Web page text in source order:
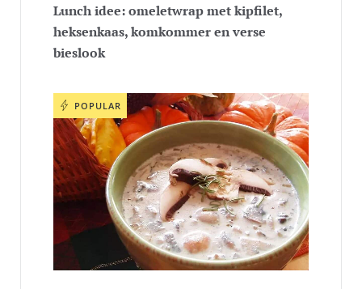
Lunch idee: omeletwrap met kipfilet,
heksenkaas, komkommer en verse
bieslook
POPULAR